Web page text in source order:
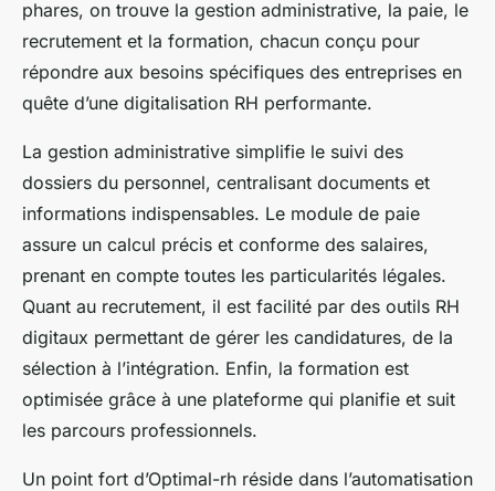
phares, on trouve la gestion administrative, la paie, le
recrutement et la formation, chacun conçu pour
répondre aux besoins spécifiques des entreprises en
quête d’une digitalisation RH performante.
La gestion administrative simplifie le suivi des
dossiers du personnel, centralisant documents et
informations indispensables. Le module de paie
assure un calcul précis et conforme des salaires,
prenant en compte toutes les particularités légales.
Quant au recrutement, il est facilité par des outils RH
digitaux permettant de gérer les candidatures, de la
sélection à l’intégration. Enfin, la formation est
optimisée grâce à une plateforme qui planifie et suit
les parcours professionnels.
Un point fort d’Optimal-rh réside dans l’automatisation